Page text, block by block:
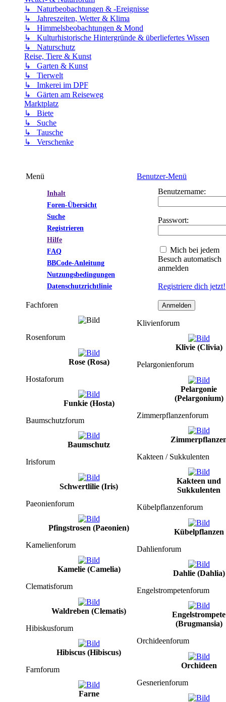
↳ Naturbeobachtungen & -Ereignisse
↳ Jahreszeiten, Wetter & Klima
↳ Himmelsbeobachtungen & Mond
↳ Kulturhistorische Hintergründe & überliefertes Wissen
↳ Naturschutz
Reise, Tiere & Kunst
↳ Garten & Kunst
↳ Tierwelt
↳ Imkerei im DPF
↳ Gärten am Reiseweg
Marktplatz
↳ Biete
↳ Suche
↳ Tausche
↳ Verschenke
Menü
Inhalt
Foren-Übersicht
Suche
Registrieren
Hilfe
FAQ
BBCode-Anleitung
Nutzungsbedingungen
Datenschutzrichtlinie
Fachforen
Rosenforum
Rose (Rosa)
Hostaforum
Funkie (Hosta)
Baumschutzforum
Baumschutz
Irisforum
Schwertlilie (Iris)
Paeonienforum
Pfingstrosen (Paeonien)
Kamelienforum
Kamelie (Camelia)
Clematisforum
Waldreben (Clematis)
Hibiskusforum
Hibiscus (Hibiscus)
Farnforum
Farne
Benutzer-Menü
Benutzername:
Passwort:
Mich bei jedem
Besuch automatisch
anmelden
Registriere dich jetzt!
Klivienforum
Klivie (Clivia)
Pelargonienforum
Pelargonie
(Pelargonium)
Zimmerpflanzenforum
Kakteen / Sukkulenten
Kakteen und
Sukkulenten
Kübelpflanzenforum
Kübelpflanzen
Dahlienforum
Dahlie (Dahlia)
Engelstrompetenforum
Engelstrompete
(Brugmansia)
Orchideenforum
Orchideen
Gesnerienforum